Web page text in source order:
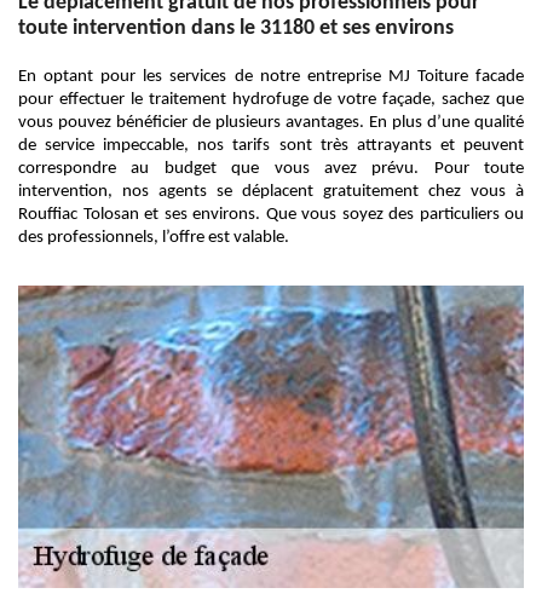
toute intervention dans le 31180 et ses environs
En optant pour les services de notre entreprise MJ Toiture facade
pour effectuer le traitement hydrofuge de votre façade, sachez que
vous pouvez bénéficier de plusieurs avantages. En plus d’une qualité
de service impeccable, nos tarifs sont très attrayants et peuvent
correspondre au budget que vous avez prévu. Pour toute
intervention, nos agents se déplacent gratuitement chez vous à
Rouffiac Tolosan et ses environs. Que vous soyez des particuliers ou
des professionnels, l’offre est valable.